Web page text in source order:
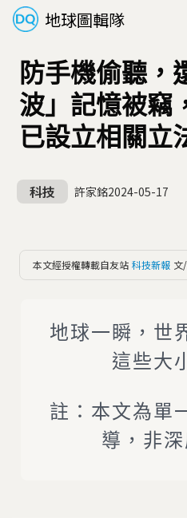
地球圖輯隊
防手機偷聽，
波」記憶被竊
已設立相關立
科技 許家銘2024-05-17
本文經授權轉載自友站 科技新報 文
地球一瞬，世
這些大
註：本文為單
導，非